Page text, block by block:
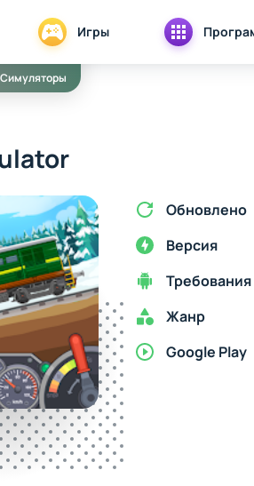
Игры
Симуляторы
Обновлено
Версия
Требования
Жанр
Google Play